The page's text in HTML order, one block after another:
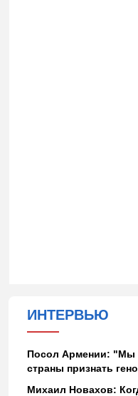
ИНТЕРВЬЮ
Посол Армении: "Мы
страны признать
Михаил Новахов: